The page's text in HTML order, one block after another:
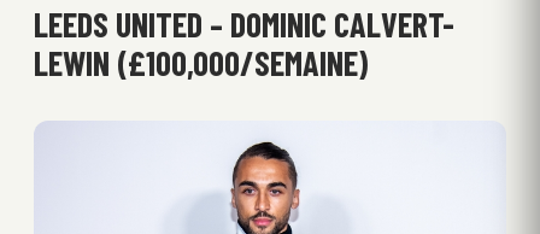
LEEDS UNITED – DOMINIC CALVERT-
LEWIN (£100,000/SEMAINE)